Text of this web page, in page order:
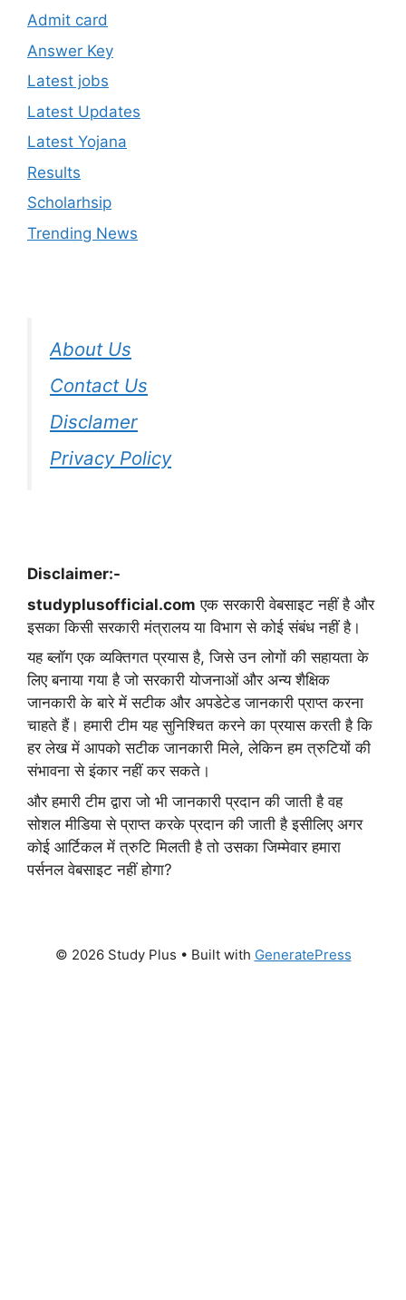
Admit card
Answer Key
Latest jobs
Latest Updates
Latest Yojana
Results
Scholarhsip
Trending News
About Us
Contact Us
Disclamer
Privacy Policy
Disclaimer:-
studyplusofficial.com एक सरकारी वेबसाइट नहीं है और
इसका किसी सरकारी मंत्रालय या विभाग से कोई संबंध नहीं है।
यह ब्लॉग एक व्यक्तिगत प्रयास है, जिसे उन लोगों की सहायता के
लिए बनाया गया है जो सरकारी योजनाओं और अन्य शैक्षिक
जानकारी के बारे में सटीक और अपडेटेड जानकारी प्राप्त करना
चाहते हैं। हमारी टीम यह सुनिश्चित करने का प्रयास करती है कि
हर लेख में आपको सटीक जानकारी मिले, लेकिन हम त्रुटियों की
संभावना से इंकार नहीं कर सकते।
और हमारी टीम द्वारा जो भी जानकारी प्रदान की जाती है वह
सोशल मीडिया से प्राप्त करके प्रदान की जाती है इसीलिए अगर
कोई आर्टिकल में त्रुटि मिलती है तो उसका जिम्मेवार हमारा
पर्सनल वेबसाइट नहीं होगा?
© 2026 Study Plus • Built with GeneratePress